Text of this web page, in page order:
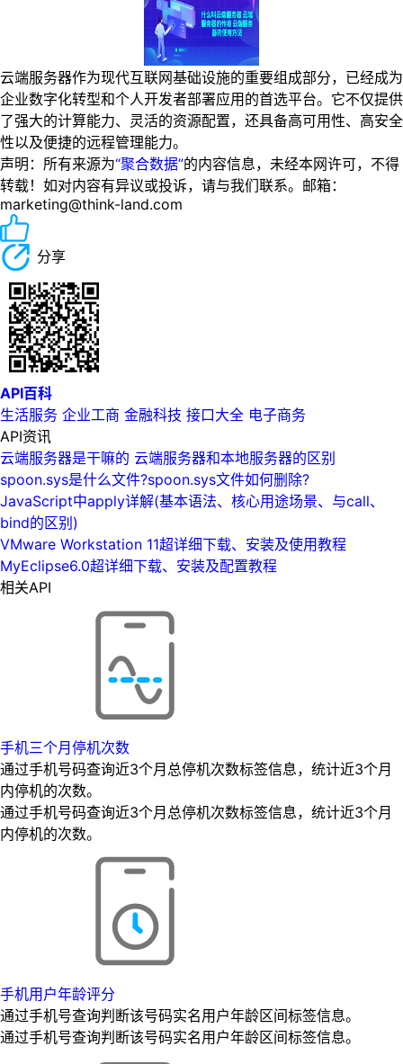
云端服务器作为现代互联网基础设施的重要组成部分，已经成为
企业数字化转型和个人开发者部署应用的首选平台。它不仅提供
了强大的计算能力、灵活的资源配置，还具备高可用性、高安全
性以及便捷的远程管理能力。
声明：所有来源为“聚合数据”的内容信息，未经本网许可，不得
转载！如对内容有异议或投诉，请与我们联系。邮箱：
marketing@think-land.com
分享
API百科
生活服务 企业工商 金融科技 接口大全 电子商务
API资讯
云端服务器是干嘛的 云端服务器和本地服务器的区别
spoon.sys是什么文件?spoon.sys文件如何删除?
JavaScript中apply详解(基本语法、核心用途场景、与call、
bind的区别)
VMware Workstation 11超详细下载、安装及使用教程
MyEclipse6.0超详细下载、安装及配置教程
相关API
手机三个月停机次数
通过手机号码查询近3个月总停机次数标签信息，统计近3个月
内停机的次数。
通过手机号码查询近3个月总停机次数标签信息，统计近3个月
内停机的次数。
手机用户年龄评分
通过手机号查询判断该号码实名用户年龄区间标签信息。
通过手机号查询判断该号码实名用户年龄区间标签信息。